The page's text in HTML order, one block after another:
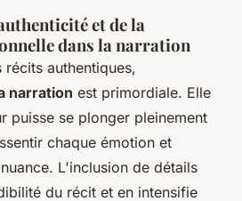
et de la
dans la narration
récits authentiques,
narration est primordiale. Elle
puisse se plonger pleinement
chaque émotion et
L'inclusion de détails
du récit et en intensifie